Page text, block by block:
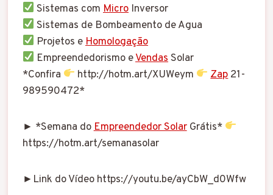
Sistemas com Micro Inversor
Sistemas de Bombeamento de Agua
Projetos eHomologação
Empreendedorismo eVendasSolar
*Confira
http://hotm.art/XUWeym Zap21-
989590472*
► *Semana doEmpreendedor SolarGrátis*
https://hotm.art/semanasolar
►Link do Vídeo https://youtu.be/ayCbW_d0Wfw